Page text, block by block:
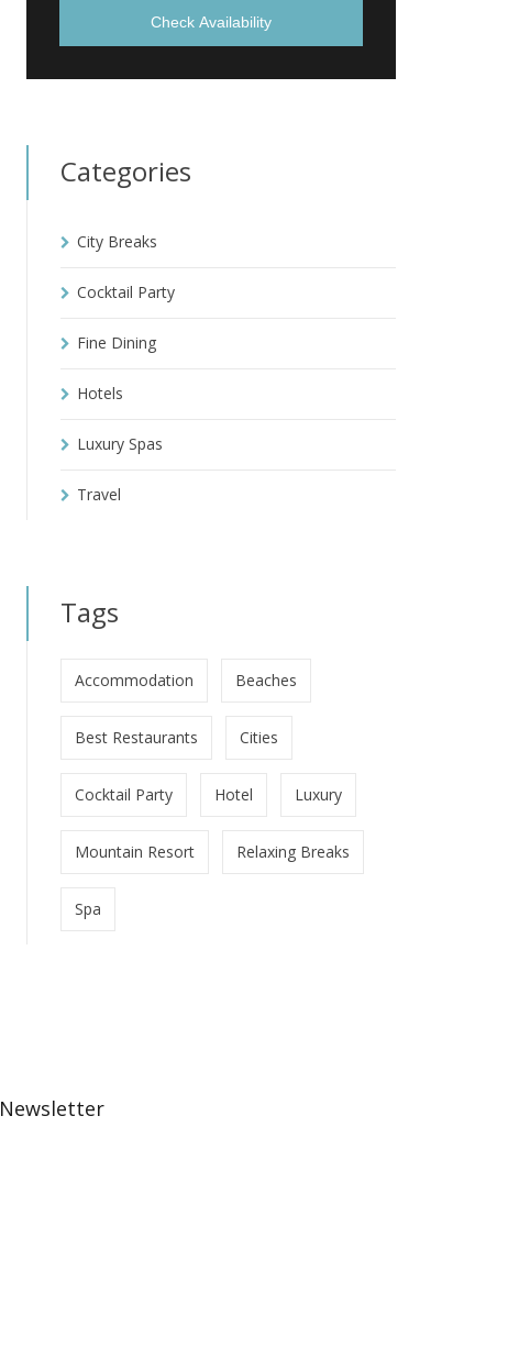
Check Availability
Categories
City Breaks
Cocktail Party
Fine Dining
Hotels
Luxury Spas
Travel
Tags
Accommodation Beaches
Best Restaurants Cities
Cocktail Party Hotel Luxury
Mountain Resort Relaxing Breaks
Spa
Newsletter